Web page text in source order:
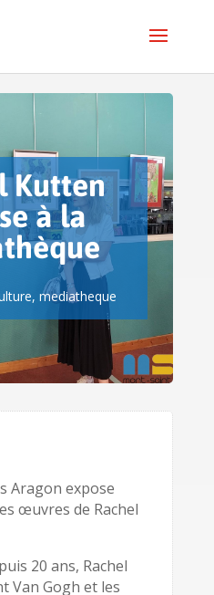
Kutten
à la
,mediatheque
Aragon expose
œuvres de Rachel
20 ans, Rachel
Van Gogh et les